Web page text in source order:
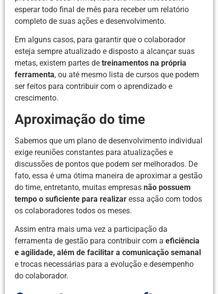
esperar todo final de mês para receber um relatório
completo de suas ações e desenvolvimento.
Em alguns casos, para garantir que o colaborador
esteja sempre atualizado e disposto a alcançar suas
metas, existem partes de treinamentos na própria
ferramenta, ou até mesmo lista de cursos que podem
ser feitos para contribuir com o aprendizado e
crescimento.
Aproximação do time
Sabemos que um plano de desenvolvimento individual
exige reuniões constantes para atualizações e
discussões de pontos que podem ser melhorados. De
fato, essa é uma ótima maneira de aproximar a gestão
do time, entretanto, muitas empresas não possuem
tempo o suficiente para realizar essa ação com todos
os colaboradores todos os meses.
Assim entra mais uma vez a participação da
ferramenta de gestão para contribuir com a eficiência
e agilidade, além de facilitar a comunicação semanal
e trocas necessárias para a evolução e desempenho
do colaborador.